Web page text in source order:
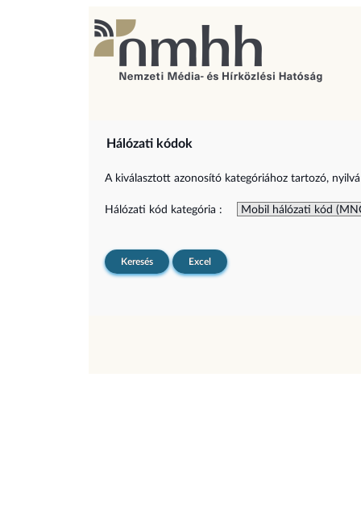
Hálózati kódok
A kiválasztott azonosító kategóriához tartozó,
Hálózati kód kategória :
Keresés Excel